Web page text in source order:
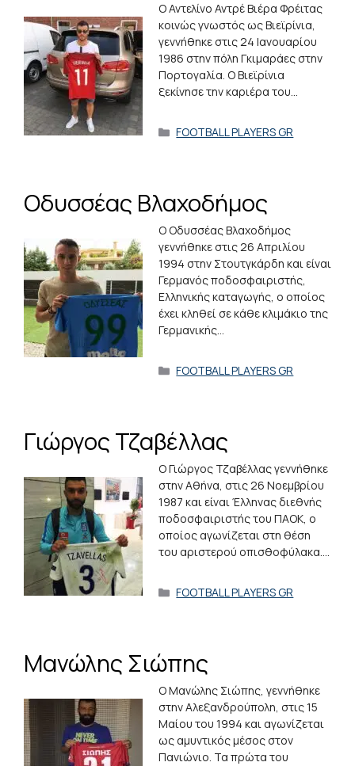
Ο Αντελίνο Αντρέ Βιέρα Φρέιτας
κοινώς γνωστός ως Βιεϊρίνια,
γεννήθηκε στις 24 Ιανουαρίου
1986 στην πόλη Γκιμαράες στην
Πορτογαλία. Ο Βιεϊρίνια
ξεκίνησε την καριέρα του…
Κατηγορίες
FOOTBALL PLAYERS GR
Οδυσσέας Βλαχοδήμος
Ο Οδυσσέας Βλαχοδήμος
γεννήθηκε στις 26 Απριλίου
1994 στην Στουτγκάρδη και είναι
Γερμανός ποδοσφαιριστής,
Ελληνικής καταγωγής, ο οποίος
έχει κληθεί σε κάθε κλιμάκιο της
Γερμανικής…
Κατηγορίες
FOOTBALL PLAYERS GR
Γιώργος Τζαβέλλας
Ο Γιώργος Τζαβέλλας γεννήθηκε
στην Αθήνα, στις 26 Νοεμβρίου
1987 και είναι Έλληνας διεθνής
ποδοσφαιριστής του ΠΑΟΚ, ο
οποίος αγωνίζεται στη θέση
του αριστερού οπισθοφύλακα.…
Κατηγορίες
FOOTBALL PLAYERS GR
Μανώλης Σιώπης
Ο Μανώλης Σιώπης, γεννήθηκε
στην Αλεξανδρούπολη, στις 15
Μαίου του 1994 και αγωνίζεται
ως αμυντικός μέσος στον
Πανιώνιο. Τα πρώτα του